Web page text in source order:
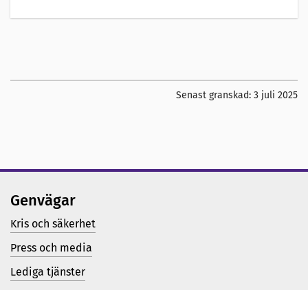
Senast granskad: 3 juli 2025
Genvägar
Kris och säkerhet
Press och media
Lediga tjänster